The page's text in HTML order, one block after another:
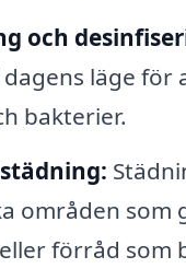
och
läge för
bakterier.
områden som
förråd som